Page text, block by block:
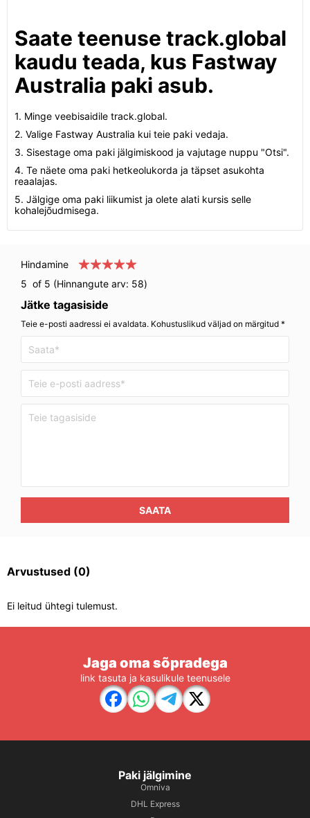
Saate teenuse track.global
kaudu teada, kus Fastway
Australia paki asub.
1. Minge veebisaidile track.global.
2. Valige Fastway Australia kui teie paki vedaja.
3. Sisestage oma paki jälgimiskood ja vajutage nuppu "Otsi".
4. Te näete oma paki hetkeolukorda ja täpset asukohta
reaalajas.
5. Jälgige oma paki liikumist ja olete alati kursis selle
kohalejõudmisega.
Hindamine
5 of 5 (Hinnangute arv: 58)
Jätke tagasiside
Teie e-posti aadressi ei avaldata. Kohustuslikud väljad on märgitud *
SAATA
Arvustused (0)
Ei leitud ühtegi tulemust.
Jaga oma sõpradega
link tasuta ja kasulikule teenusele
Paki jälgimine
Omniva
DHL Express